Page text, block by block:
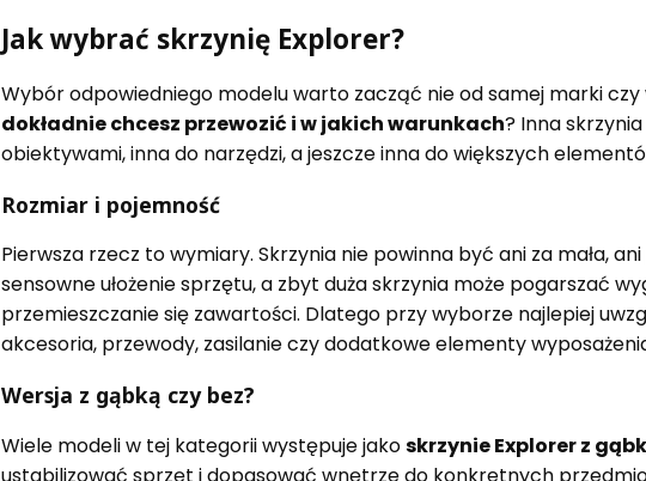
Jak wybrać skrzynię Explorer?
Wybór odpowiedniego modelu warto zacząć nie od samej marki
dokładnie chcesz przewozić i w jakich warunkach? Inna
obiektywami, inna do narzędzi, a jeszcze inna do większych
Rozmiar i pojemność
Pierwsza rzecz to wymiary. Skrzynia nie powinna być ani za mała,
sensowne ułożenie sprzętu, a zbyt duża skrzynia może pogarszać
przemieszczanie się zawartości. Dlatego przy wyborze najlepiej
akcesoria, przewody, zasilanie czy dodatkowe elementy
Wersja z gąbką czy bez?
Wiele modeli w tej kategorii występuje jakoskrzynie Explorer z
ustabilizować sprzęt i dopasować wnętrze do konkretnych